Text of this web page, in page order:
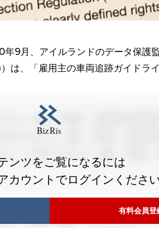
年9月、アイルランドのデータ保護
、「雇用主の車両追跡ガイドラ
ンツをご覧になるには
カウントでログインくださ
有料会員登